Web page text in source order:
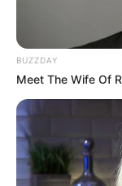
BUZZDAY
Meet The Wife Of